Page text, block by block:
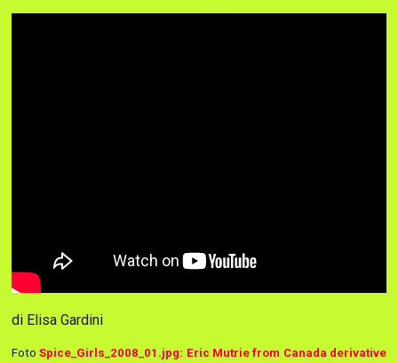
di Elisa Gardini
FotoSpice_Girls_2008_01.jpg: Eric Mutrie from Canada derivative